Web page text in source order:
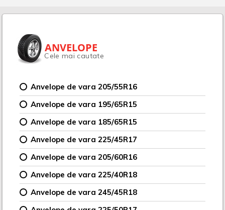
ANVELOPE
Cele mai cautate
Anvelope de vara 205/55R16
Anvelope de vara 195/65R15
Anvelope de vara 185/65R15
Anvelope de vara 225/45R17
Anvelope de vara 205/60R16
Anvelope de vara 225/40R18
Anvelope de vara 245/45R18